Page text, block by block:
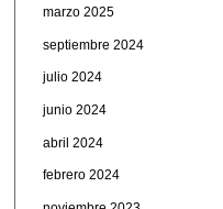
marzo 2025
septiembre 2024
julio 2024
junio 2024
abril 2024
febrero 2024